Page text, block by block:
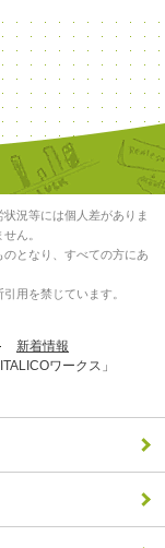
況等には個人差がありま
ん。
となり、すべての方にあ
用を禁じています。
新着情報
ワークス」